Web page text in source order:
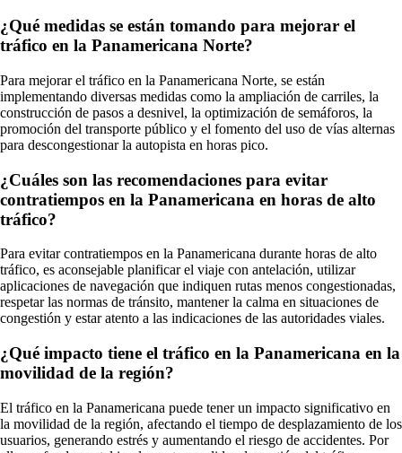
¿Qué medidas se están tomando para mejorar el
tráfico en la Panamericana Norte?
Para mejorar el tráfico en la Panamericana Norte, se están
implementando diversas medidas como la ampliación de carriles, la
construcción de pasos a desnivel, la optimización de semáforos, la
promoción del transporte público y el fomento del uso de vías alternas
para descongestionar la autopista en horas pico.
¿Cuáles son las recomendaciones para evitar
contratiempos en la Panamericana en horas de alto
tráfico?
Para evitar contratiempos en la Panamericana durante horas de alto
tráfico, es aconsejable planificar el viaje con antelación, utilizar
aplicaciones de navegación que indiquen rutas menos congestionadas,
respetar las normas de tránsito, mantener la calma en situaciones de
congestión y estar atento a las indicaciones de las autoridades viales.
¿Qué impacto tiene el tráfico en la Panamericana en la
movilidad de la región?
El tráfico en la Panamericana puede tener un impacto significativo en
la movilidad de la región, afectando el tiempo de desplazamiento de los
usuarios, generando estrés y aumentando el riesgo de accidentes. Por